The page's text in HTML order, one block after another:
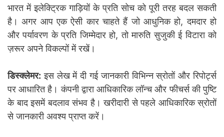
भारत में इलेक्ट्रिक गाड़ियों के प्रति सोच को पूरी तरह बदल सकती
है। अगर आप एक ऐसी कार चाहते हैं जो आधुनिक हो, दमदार हो
और पर्यावरण के प्रति जिम्मेदार हो, तो मारुति सुजुकी ई विटारा को
ज़रूर अपने विकल्पों में रखें।
डिस्क्लेमर: इस लेख में दी गई जानकारी विभिन्न स्रोतों और रिपोर्ट्स
पर आधारित है। कंपनी द्वारा आधिकारिक लॉन्च और फीचर्स की पुष्टि
के बाद इसमें बदलाव संभव है। खरीदारी से पहले आधिकारिक स्रोतों
से जानकारी अवश्य प्राप्त करें।